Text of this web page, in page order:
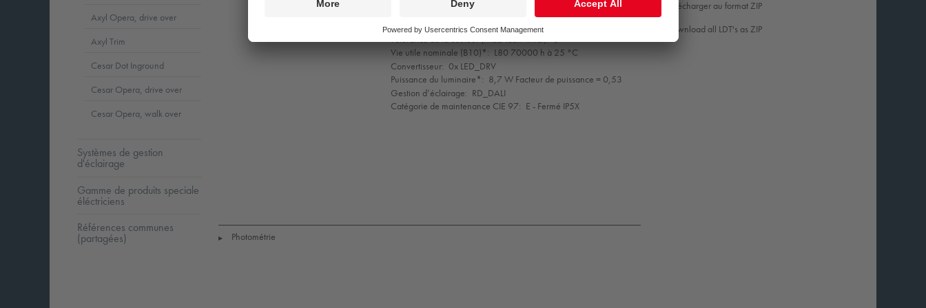
Télécharger au format ZIP
Download all LDT's as ZIP
Indice min. de rendu des couleurs:
Température de couleur*: 4000 Kelvin
Tolérance de la couleur (MacAdam intial): 3
Vie utile nominale (B10)*: L80 70000 h à 25 °C
Convertisseur: 0x LED_DRV
Puissance du luminaire*: 8,7 W Facteur de puissance = 0,53
Gestion d’éclairage: RD_DALI
Catégorie de maintenance CIE 97: E - Fermé IP5X
▶ Photométrie
Axyl Opera, drive over
Axyl Trim
Cesar Dot Inground
Cesar Opera, drive over
Cesar Opera, walk over
Systèmes de gestion
d'éclairage
Gamme de produits speciale
éléctriciens
Références communes
(partagées)